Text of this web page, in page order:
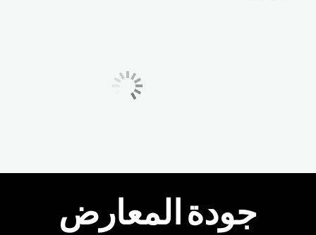
جودة المعارض